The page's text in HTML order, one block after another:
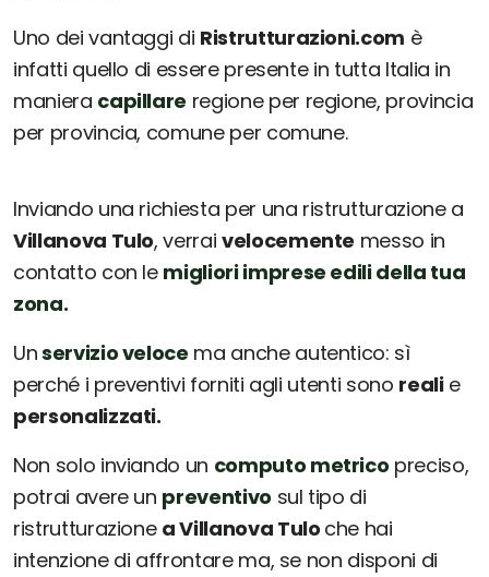
Uno dei vantaggi di Ristrutturazioni.com è
infatti quello di essere presente in tutta Italia in
maniera capillare regione per regione, provincia
per provincia, comune per comune.
Inviando una richiesta per una ristrutturazione a
Villanova Tulo, verrai velocemente messo in
contatto con le migliori imprese edili della tua
zona.
Unservizio veloce ma anche autentico: sì
perché i preventivi forniti agli utenti sono realie
personalizzati.
Non solo inviando un computo metrico preciso,
potrai avere un preventivo sul tipo di
ristrutturazione a Villanova Tulo che hai
intenzione di affrontare ma, se non disponi di